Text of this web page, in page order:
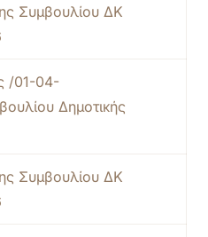
Συμβουλίου ΔΚ
/01-04-
Δημοτικής
Συμβουλίου ΔΚ